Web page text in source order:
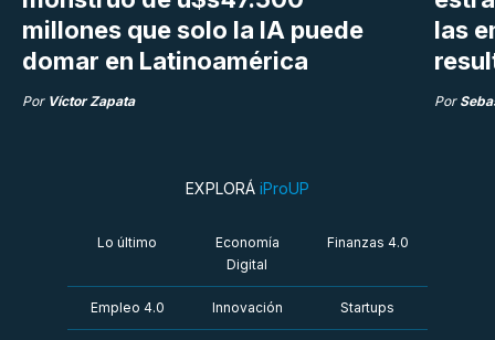
millones que solo la IA puede
domar en Latinoamérica
Por Víctor Zapata
las
Por
EXPLORÁ iProUP
Lo último
Economía
Digital
Finanzas 4.0
Empleo 4.0 Innovación Startups